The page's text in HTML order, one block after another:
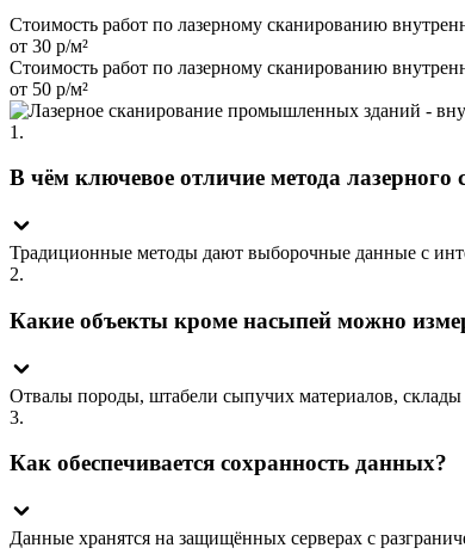
Стоимость работ по лазерному сканированию
от 30 р/м²
Стоимость работ по лазерному сканированию
от 50 р/м²
1.
В чём ключевое отличие метода
Традиционные методы дают выборочные данные с
2.
Какие объекты кроме насыпей можно
Отвалы породы, штабели сыпучих материалов,
3.
Как обеспечивается сохранность данных?
Данные хранятся на защищённых серверах с